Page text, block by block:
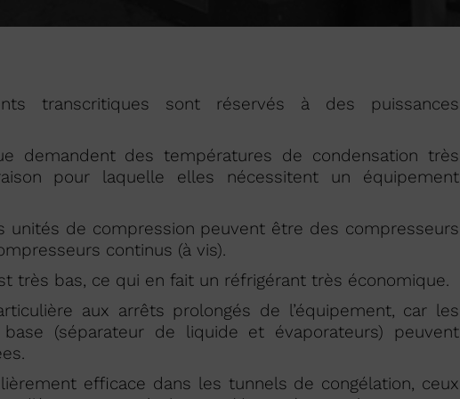
transcritiques sont réservés à des puissances
demandent des températures de condensation très
pour laquelle elles nécessitent un équipement
unités de compression peuvent être des compresseurs
continus (à vis).
très bas, ce qui en fait un réfrigérant très économique.
aux arrêts prolongés de l’équipement, car les
(séparateur de liquide et évaporateurs) peuvent
efficace dans les tunnels de congélation, ceux